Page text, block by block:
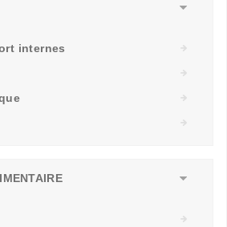
internes